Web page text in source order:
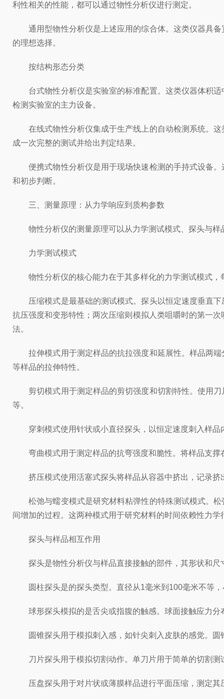
利性相关的性能，都可以通过物性分析仪进行测定。
通用型物性分析仪是上述应用的综合体。这类仪器具备
的理想选择。
按结构形态分类
台式物性分析仪是实验室的标准配置。这类仪器体积适
检测实验室的主力设备。
在线式物性分析仪集成于生产线上的自动检测系统。这
成一次完整的测试并给出判定结果。
便携式物性分析仪是用于现场快速检测的手持式设备。
和初步判断。
三、测量原理：从力学响应到质构参数
物性分析仪的测量原理可以从力学测试模式、探头与样
力学测试模式
物性分析仪的核心能力在于其多样化的力学测试模式，
压缩模式是最基础的测试模式。探头以恒定速度垂直下
抗压强度和变形特性；两次压缩则模拟人类咀嚼时的第一
法。
拉伸模式用于测定样品的抗拉强度和延展性。样品两端
等样品的拉伸特性。
剪切模式用于测定样品的剪切强度和切割特性。使用刀
等。
穿刺模式使用针状或小直径探头，以恒定速度刺入样品
弯曲模式用于测定样品的抗弯强度和脆性。将样品支撑
挤压模式使用活塞式探头将样品从容器中挤出，记录挤
松弛与蠕变模式是研究材料粘弹性的特殊测试模式。松
间增加的过程。这两种模式用于研究材料的时间依赖性力学
探头与样品相互作用
探头是物性分析仪与样品直接接触的部件，其形状和尺
圆柱探头是的探头类型。直径从1毫米到100毫米不等，
球形探头模拟的是舌尖或指腹的触感。球面接触应力分
圆锥探头用于模拟刺入感，如针尖刺入皮肤的感觉。圆
刀片探头用于模拟切割动作。单刀片用于简单的切割测
压盘探头用于对片状或薄膜样品进行平面压缩，测定其